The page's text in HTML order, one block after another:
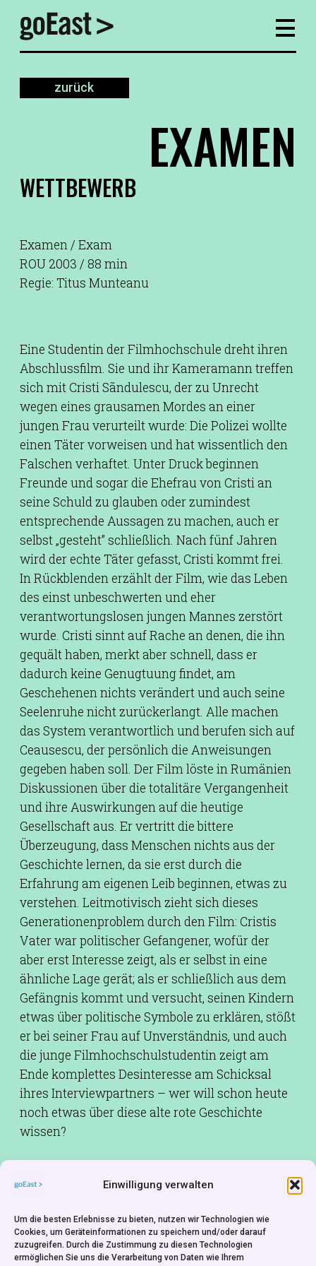
Einwilligung verwalten
Um die besten Erlebnisse zu bieten, nutzen wir Technologien wie
Cookies, um Geräteinformationen zu speichern und/oder darauf
zuzugreifen. Durch die Zustimmung zu diesen Technologien
ermöglichen Sie uns die Verarbeitung von Daten wie Ihrem
zurück
EXAMEN
WETTBEWERB
Examen / Exam
ROU 2003 / 88 min
Regie: Titus Munteanu
Eine Studentin der Filmhochschule dreht ihren
Abschlussfilm. Sie und ihr Kameramann treffen
sich mit Cristi Sãndulescu, der zu Unrecht
wegen eines grausamen Mordes an einer
jungen Frau verurteilt wurde: Die Polizei wollte
einen Täter vorweisen und hat wissentlich den
Falschen verhaftet. Unter Druck beginnen
Freunde und sogar die Ehefrau von Cristi an
seine Schuld zu glauben oder zumindest
entsprechende Aussagen zu machen, auch er
selbst „gesteht” schließlich. Nach fünf Jahren
wird der echte Täter gefasst, Cristi kommt frei.
In Rückblenden erzählt der Film, wie das Leben
des einst unbeschwerten und eher
verantwortungslosen jungen Mannes zerstört
wurde. Cristi sinnt auf Rache an denen, die ihn
gequält haben, merkt aber schnell, dass er
dadurch keine Genugtuung findet, am
Geschehenen nichts verändert und auch seine
Seelenruhe nicht zurückerlangt. Alle machen
das System verantwortlich und berufen sich auf
Ceausescu, der persönlich die Anweisungen
gegeben haben soll. Der Film löste in Rumänien
Diskussionen über die totalitäre Vergangenheit
und ihre Auswirkungen auf die heutige
Gesellschaft aus. Er vertritt die bittere
Überzeugung, dass Menschen nichts aus der
Geschichte lernen, da sie erst durch die
Erfahrung am eigenen Leib beginnen, etwas zu
verstehen. Leitmotivisch zieht sich dieses
Generationenproblem durch den Film: Cristis
Vater war politischer Gefangener, wofür der
aber erst Interesse zeigt, als er selbst in eine
ähnliche Lage gerät; als er schließlich aus dem
Gefängnis kommt und versucht, seinen Kindern
etwas über politische Symbole zu erklären, stößt
er bei seiner Frau auf Unverständnis, und auch
die junge Filmhochschulstudentin zeigt am
Ende komplettes Desinteresse am Schicksal
ihres Interviewpartners – wer will schon heute
noch etwas über diese alte rote Geschichte
wissen?
Kamera:
Aleksandru Solomon
Musik:Cristian Tarnovetchi
Besetzung:Marius Stanescu,Gheorghe